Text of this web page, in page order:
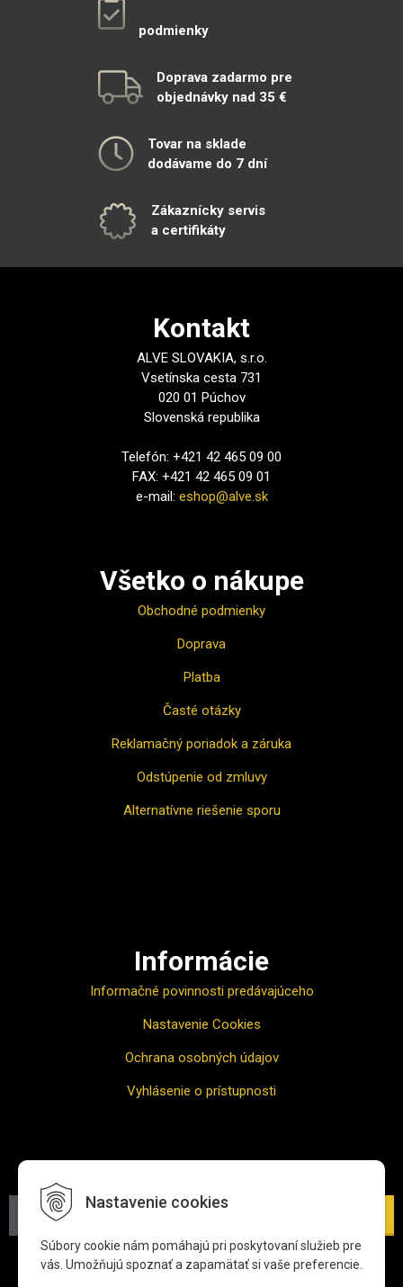
Nastavenie cookies
Súbory cookie nám pomáhajú pri poskytovaní služieb pre
vás. Umožňujú spoznať a zapamätať si vaše preferencie.
podmienky
Doprava zadarmo pre
objednávky nad 35 €
Tovar na sklade
dodávame do 7 dní
Zákaznícky servis
a certifikáty
Kontakt
ALVE SLOVAKIA, s.r.o.
Vsetínska cesta 731
020 01 Púchov
Slovenská republika
Telefón: +421 42 465 09 00
FAX: +421 42 465 09 01
e-mail: eshop@alve.sk
Všetko o nákupe
Obchodné podmienky
Doprava
Platba
Časté otázky
Reklamačný poriadok a záruka
Odstúpenie od zmluvy
Alternatívne riešenie sporu
Informácie
Informačné povinnosti predávajúceho
Nastavenie Cookies
Ochrana osobných údajov
Vyhlásenie o prístupnosti
*Zadaním svojej e-mailovej adresy súhlasíte s jej spracovaním